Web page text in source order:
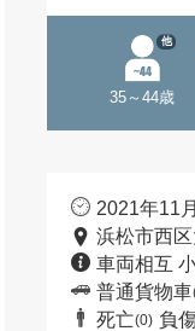
35～44歳
他
2021年11
浜松市西
車両相互
普通貨物車
死亡(0) 負傷